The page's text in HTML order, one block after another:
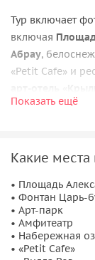
Тур включает
включая
Абрау,
«Petit Cafe» и
Показать ещё
Какие места
• Площадь
• Фонтан Царь-
• Арт-парк
• Амфитеатр
• Набережная
• «Petit Cafe»